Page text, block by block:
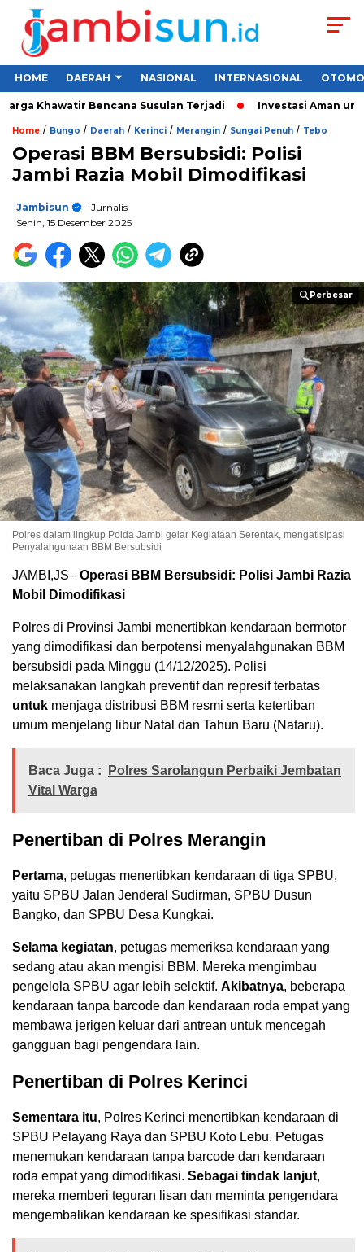
HOME DAERAH NASIONAL INTERNASIONAL
Khawatir Bencana Susulan Terjadi Investasi Aman untuk
Home / Bungo / Daerah / Kerinci / Merangin / Sungai Penuh / Tebo
Operasi BBM Bersubsidi: Polisi
Jambi Razia Mobil Dimodifikasi
Jambisun
- Jurnalis
Senin, 15 Desember 2025
Perbesar
Perbesar
Polres dalam lingkup Polda Jambi gelar Kegiataan Serentak, mengatisipasi
Penyalahgunaan BBM Bersubsidi
JAMBI,JS– Operasi BBM Bersubsidi: Polisi Jambi Razia
Mobil Dimodifikasi
Polres di Provinsi Jambi menertibkan kendaraan bermotor
yang dimodifikasi dan berpotensi menyalahgunakan BBM
bersubsidi pada Minggu (14/12/2025). Polisi
melaksanakan langkah preventif dan represif terbatas
untuk menjaga distribusi BBM resmi serta ketertiban
umum menjelang libur Natal dan Tahun Baru (Nataru).
Baca Juga :
Polres Sarolangun Perbaiki Jembatan
Vital Warga
Penertiban di Polres Merangin
Pertama, petugas menertibkan kendaraan di tiga SPBU,
yaitu SPBU Jalan Jenderal Sudirman, SPBU Dusun
Bangko, dan SPBU Desa Kungkai.
Selama kegiatan, petugas memeriksa kendaraan yang
sedang atau akan mengisi BBM. Mereka mengimbau
pengelola SPBU agar lebih selektif. Akibatnya, beberapa
kendaraan tanpa barcode dan kendaraan roda empat yang
membawa jerigen keluar dari antrean untuk mencegah
gangguan bagi pengendara lain.
Penertiban di Polres Kerinci
Sementara itu, Polres Kerinci menertibkan kendaraan di
SPBU Pelayang Raya dan SPBU Koto Lebu. Petugas
menemukan kendaraan tanpa barcode dan kendaraan
roda empat yang dimodifikasi. Sebagai tindak lanjut,
mereka memberi teguran lisan dan meminta pengendara
mengembalikan kendaraan ke spesifikasi standar.